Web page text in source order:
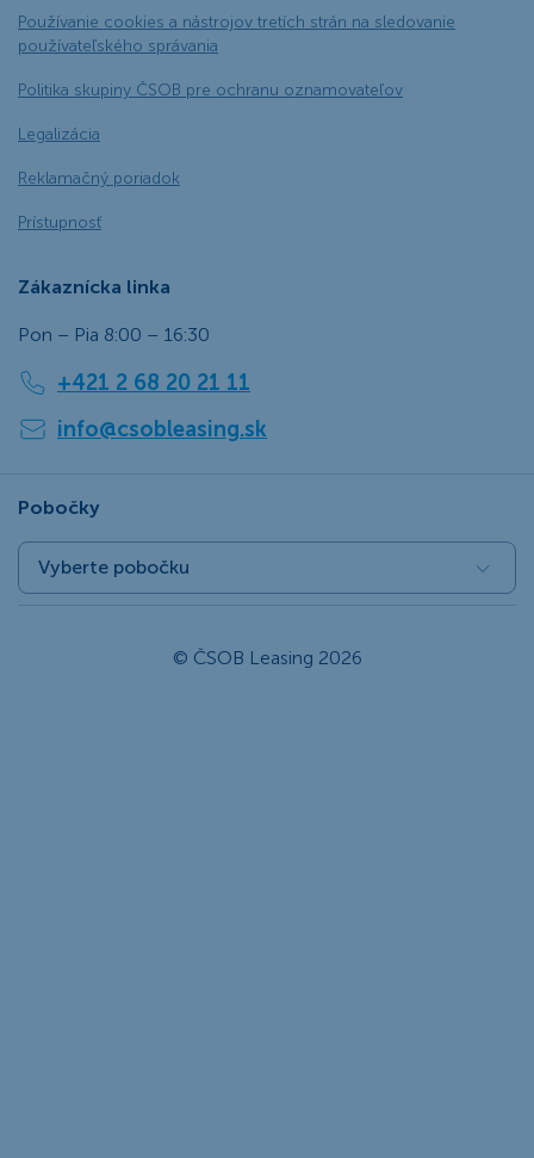
Používanie cookies a nástrojov tretích strán na sledovanie
používateľského správania
Politika skupiny ČSOB pre ochranu oznamovateľov
Legalizácia
Reklamačný poriadok
Prístupnosť
Zákaznícka linka
Pon – Pia 8:00 – 16:30
+421 2 68 20 21 11
info@csobleasing.sk
Pobočky
Vyberte pobočku
© ČSOB Leasing 2026